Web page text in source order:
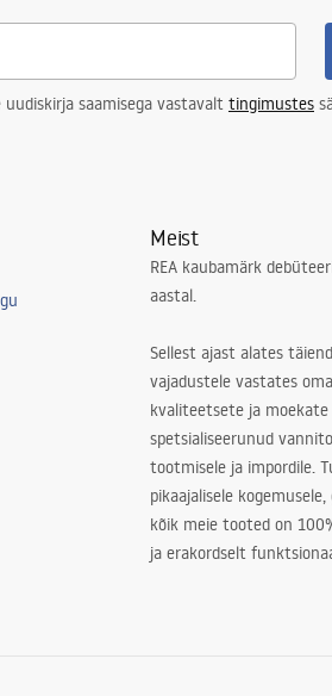
saamisega vastavalt tingimustes
Meist
REA kaubamärk
aastal.
Sellest ajast alates
vajadustele vastates
kvaliteetsete ja moekate
spetsialiseerunud
tootmisele ja impordile.
pikaajalisele
kõik meie tooted on
ja erakordselt